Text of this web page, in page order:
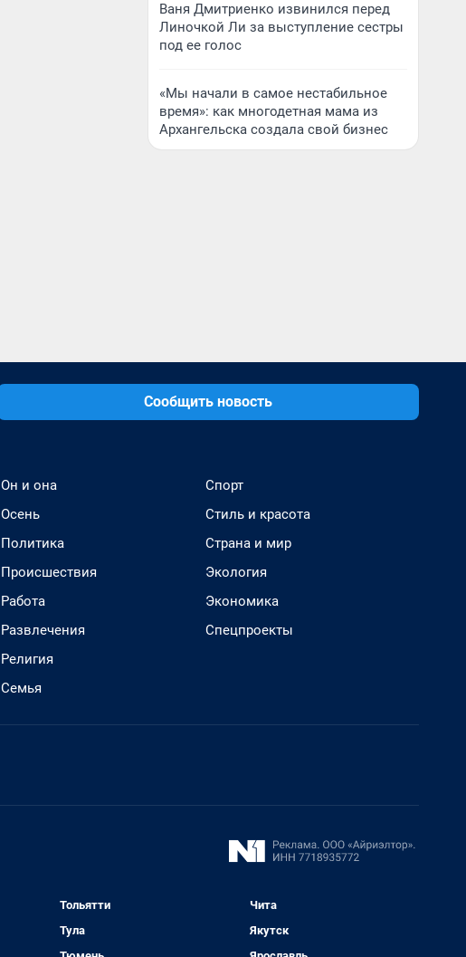
Ваня Дмитриенко извинился перед
Линочкой Ли за выступление сестры
под ее голос
«Мы начали в самое нестабильное
время»: как многодетная мама из
Архангельска создала свой бизнес
Сообщить новость
Он и она
Осень
Политика
Происшествия
Работа
Развлечения
Религия
Семья
Спорт
Стиль и красота
Страна и мир
Экология
Экономика
Спецпроекты
Тольятти
Тула
Чита
Якутск